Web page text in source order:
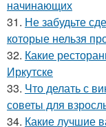
начинающих
31. Не забудьте
которые нельзя
32. Какие
Иркутске
33. Что делать с
советы для
34. Какие лучшие